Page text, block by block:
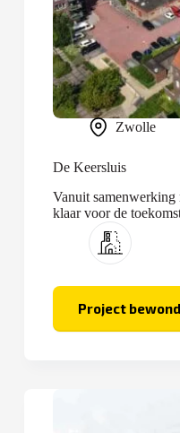
Zwolle
De Keersluis
Vanuit
klaar voor de
optopping en
Project
De